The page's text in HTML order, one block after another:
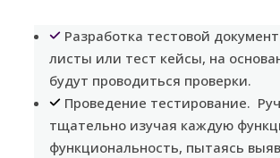
Разработка тестовой
листы или тест кейсы, на
будут проводиться проверки.
Проведение тестирование.
тщательно изучая каждую
функциональность, пытаясь